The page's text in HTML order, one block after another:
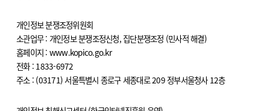
개인정보 분쟁조정위원회
소관업무 : 개인정보 분쟁조정신청, 집단분쟁조정 (민사적 해결)
홈페이지 : www.kopico.go.kr
전화 : 1833-6972
주소 : (03171) 서울특별시 종로구 세종대로 209 정부서울청사 12층